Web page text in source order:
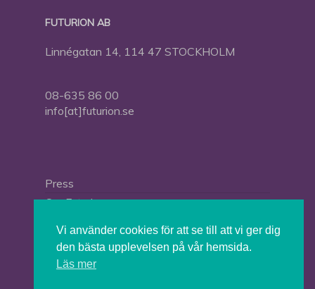
FUTURION AB
Linnégatan 14, 114 47 STOCKHOLM
08-635 86 00
info[at]futurion.se
Press
Om Futurion
Vi använder cookies för att se till att vi ger dig
den bästa upplevelsen på vår hemsida.
Läs mer